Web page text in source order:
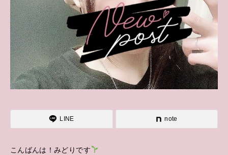
LINE note
こんばんは！みどりです